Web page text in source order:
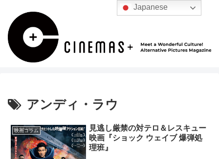
アンディ・ラウ
映画コラム
見逃し厳禁の対テロ＆レスキュー
映画『ショック ウェイブ 爆弾処
理班』
Japanese